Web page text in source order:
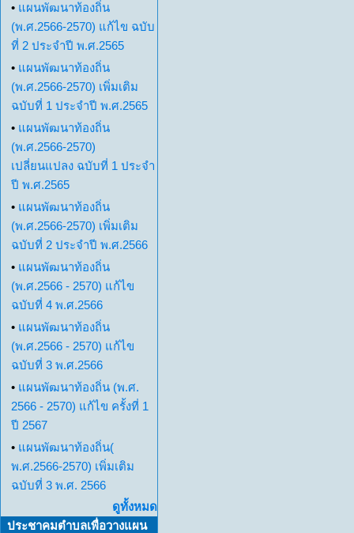
• แผนพัฒนาท้องถิ่น
(พ.ศ.2566-2570) แก้ไข ฉบับ
ที่ 2 ประจำปี พ.ศ.2565
• แผนพัฒนาท้องถิ่น
(พ.ศ.2566-2570) เพิ่มเติม
ฉบับที่ 1 ประจำปี พ.ศ.2565
• แผนพัฒนาท้องถิ่น
(พ.ศ.2566-2570)
เปลี่ยนแปลง ฉบับที่ 1 ประจำ
ปี พ.ศ.2565
• แผนพัฒนาท้องถิ่น
(พ.ศ.2566-2570) เพิ่มเติม
ฉบับที่ 2 ประจำปี พ.ศ.2566
• แผนพัฒนาท้องถิ่น
(พ.ศ.2566 - 2570) แก้ไข
ฉบับที่ 4 พ.ศ.2566
• แผนพัฒนาท้องถิ่น
(พ.ศ.2566 - 2570) แก้ไข
ฉบับที่ 3 พ.ศ.2566
• แผนพัฒนาท้องถิ่น (พ.ศ.
2566 - 2570) แก้ไข ครั้งที่ 1
ปี 2567
• แผนพัฒนาท้องถิ่น(
พ.ศ.2566-2570) เพิ่มเติม
ฉบับที่ 3 พ.ศ. 2566
ดูทั้งหมด
ประชาคมตำบลเพื่อวางแผน